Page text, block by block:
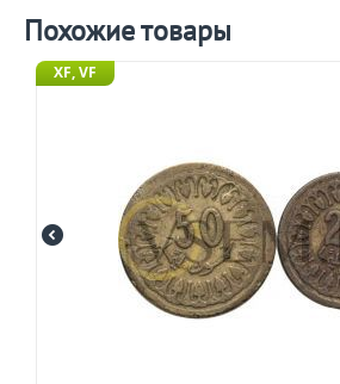
Похожие товары
XF, VF